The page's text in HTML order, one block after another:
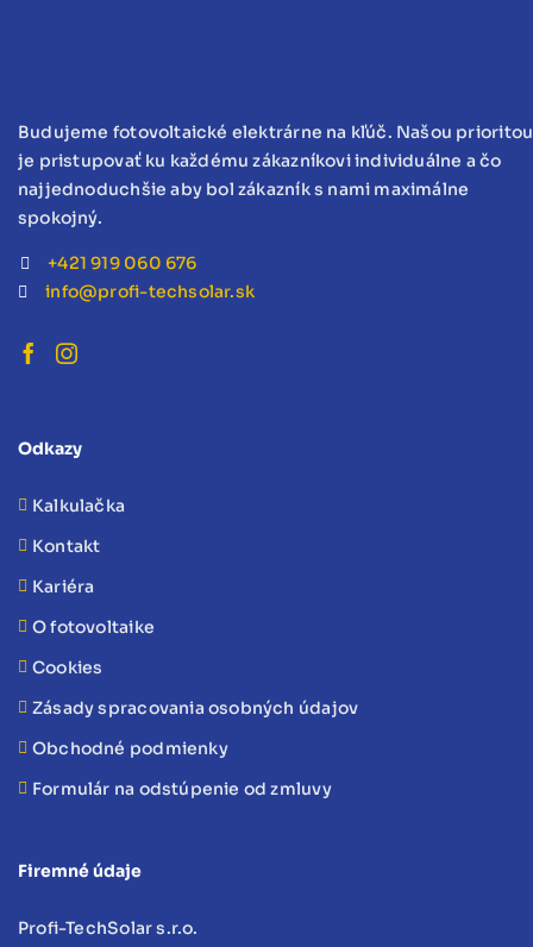
Budujeme fotovoltaické elektrárne na kľúč. Našou prioritou
je pristupovať ku každému zákazníkovi individuálne a čo
najjednoduchšie aby bol zákazník s nami maximálne
spokojný.
+421 919 060 676
info@profi-techsolar.sk
Odkazy
Kalkulačka
Kontakt
Kariéra
O fotovoltaike
Cookies
Zásady spracovania osobných údajov
Obchodné podmienky
Formulár na odstúpenie od zmluvy
Firemné údaje
Profi-TechSolar s.r.o.